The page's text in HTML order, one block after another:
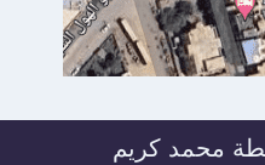
محمد كريم